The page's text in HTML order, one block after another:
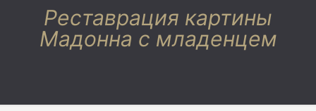
Реставрация картины
Мадонна с младенцем